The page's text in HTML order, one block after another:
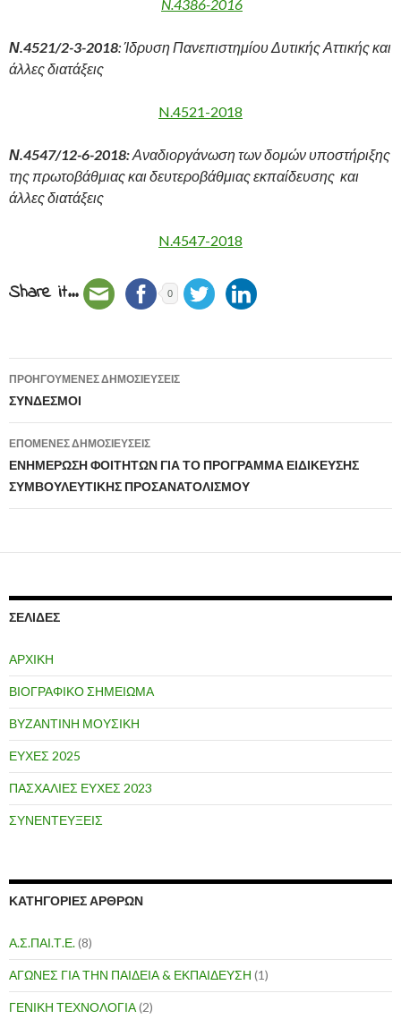
N.4386-2016
Ν.4521/2-3-2018:Ίδρυση Πανεπιστημίου Δυτικής Αττικής και
άλλες διατάξεις
N.4521-2018
Ν.4547/12-6-2018:Αναδιοργάνωση των δομών υποστήριξης
της πρωτοβάθμιας και δευτεροβάθμιας εκπαίδευσης και
άλλες διατάξεις
N.4547-2018
Share it... 0
Πλοήγηση
άρθρων
ΠΡΟΗΓΟΎΜΕΝΕΣ ΔΗΜΟΣΙΕΎΣΕΙΣ
ΣΥΝΔΕΣΜΟΙ
ΕΠΌΜΕΝΕΣ ΔΗΜΟΣΙΕΎΣΕΙΣ
ΕΝΗΜΕΡΩΣΗ ΦΟΙΤΗΤΩΝ ΓΙΑ ΤΟ ΠΡΟΓΡΑΜΜΑ ΕΙΔΙΚΕΥΣΗΣ
ΣΥΜΒΟΥΛΕΥΤΙΚΗΣ ΠΡΟΣΑΝΑΤΟΛΙΣΜΟΥ
ΣΕΛΊΔΕΣ
ΑΡΧΙΚΗ
ΒΙΟΓΡΑΦΙΚΟ ΣΗΜΕΙΩΜΑ
ΒΥΖΑΝΤΙΝΗ ΜΟΥΣΙΚΗ
ΕΥΧΕΣ 2025
ΠΑΣΧΑΛΙΕΣ ΕΥΧΕΣ 2023
ΣΥΝΕΝΤΕΥΞΕΙΣ
ΚΑΤΗΓΟΡΙΕΣ ΑΡΘΡΩΝ
Α.Σ.ΠΑΙ.Τ.Ε.(8)
ΑΓΩΝΕΣ ΓΙΑ ΤΗΝ ΠΑΙΔΕΙΑ & ΕΚΠΑΙΔΕΥΣΗ (1)
ΓΕΝΙΚΗ ΤΕΧΝΟΛΟΓΙΑ(2)